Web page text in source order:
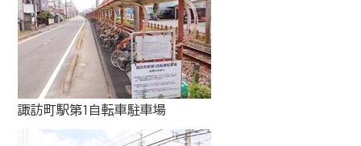
諏訪町駅第1自転車駐車場